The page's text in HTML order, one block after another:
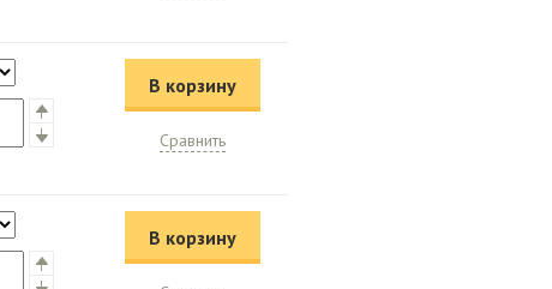
В корзину
Сравнить
В корзину